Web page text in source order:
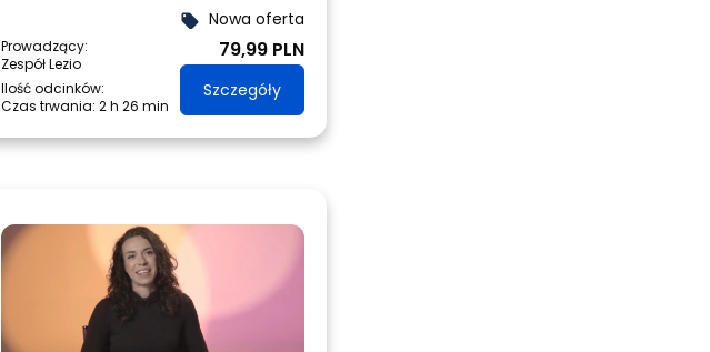
Prowadzący:
Zespół Lezio
Ilość odcinków:
Czas trwania: 2 h 26 min
local_offer Nowa oferta
79,99 PLN
Szczegóły